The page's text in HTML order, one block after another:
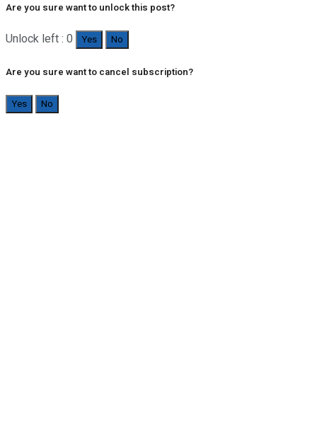
Are you sure want to unlock this post?
Unlock left : 0 Yes No
Are you sure want to cancel subscription?
Yes No